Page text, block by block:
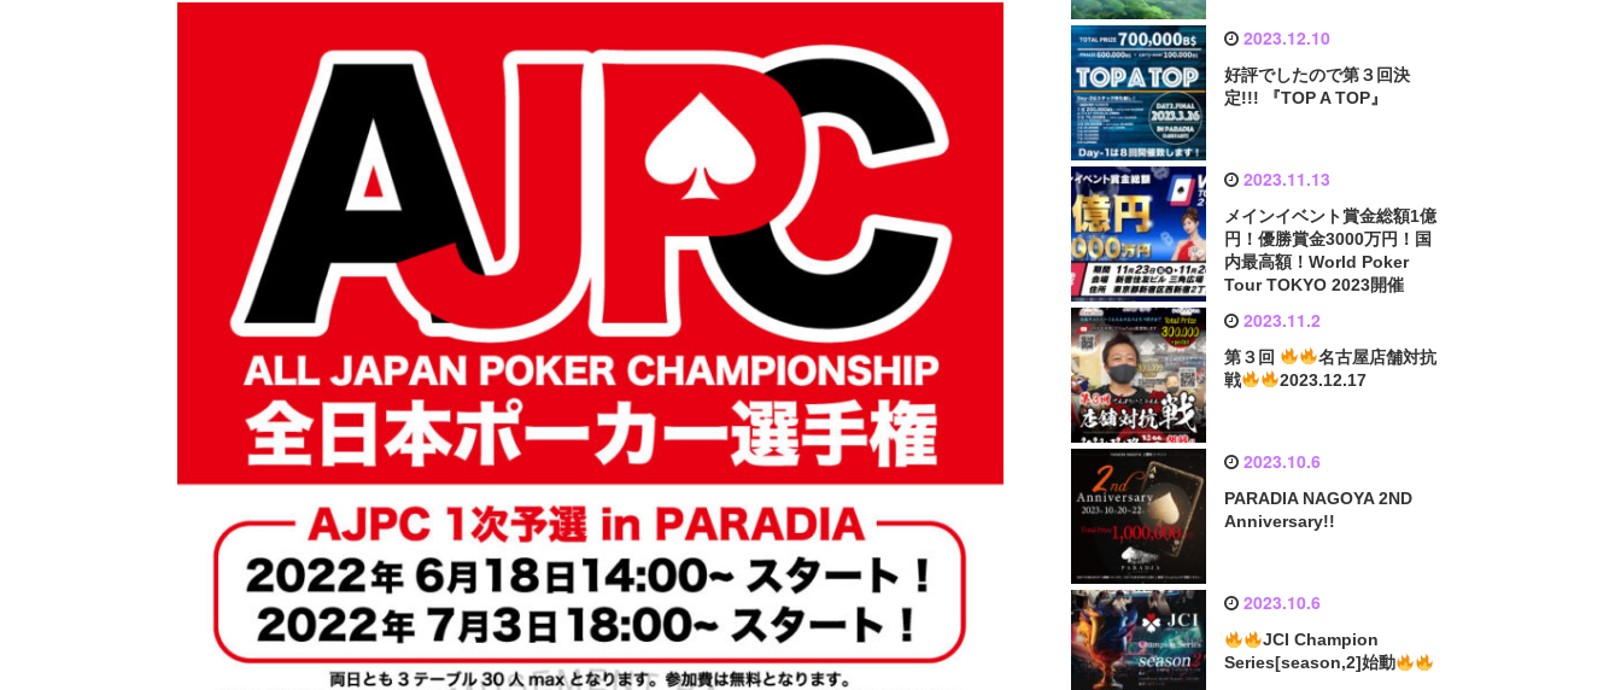
2023.12.10
好評でしたので第３回決
定!!! 『TOP A TOP』
2023.11.13
メインイベント賞金総額1億
円！優勝賞金3000万円！国
内最高額！World Poker
Tour TOKYO 2023開催
2023.11.2
第３回
名古屋店舗対抗
戦
2023.12.17
2023.10.6
PARADIA NAGOYA 2ND
Anniversary!!
2023.10.6
JCI Champion
Series[season,2]始動